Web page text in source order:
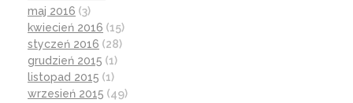
maj 2016 (3)
kwiecień 2016 (15)
styczeń 2016 (28)
grudzień 2015 (1)
listopad 2015 (1)
wrzesień 2015 (49)